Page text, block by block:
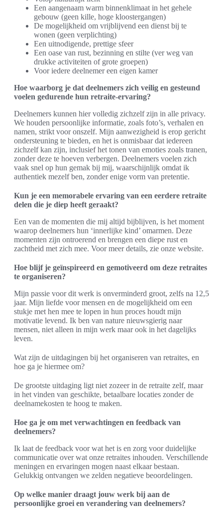
Een aangenaam warm binnenklimaat in het gehele
gebouw (geen kille, hoge kloostergangen)
De mogelijkheid om vrijblijvend een dienst bij te
wonen (geen verplichting)
Een uitnodigende, prettige sfeer
Een oase van rust, bezinning en stilte (ver weg van
drukke activiteiten of grote groepen)
Voor iedere deelnemer een eigen kamer
Hoe waarborg je dat deelnemers zich veilig en gesteund
voelen gedurende hun retraite-ervaring?
Deelnemers kunnen hier volledig zichzelf zijn in alle privacy.
We houden persoonlijke informatie, zoals foto’s, verhalen en
namen, strikt voor onszelf. Mijn aanwezigheid is erop gericht
ondersteuning te bieden, en het is onmisbaar dat iedereen
zichzelf kan zijn, inclusief het tonen van emoties zoals tranen,
zonder deze te hoeven verbergen. Deelnemers voelen zich
vaak snel op hun gemak bij mij, waarschijnlijk omdat ik
authentiek mezelf ben, zonder enige vorm van pretentie.
Kun je een memorabele ervaring van een eerdere retraite
delen die je diep heeft geraakt?
Een van de momenten die mij altijd bijblijven, is het moment
waarop deelnemers hun ‘innerlijke kind’ omarmen. Deze
momenten zijn ontroerend en brengen een diepe rust en
zachtheid met zich mee. Voor meer details, zie onze website.
Hoe blijf je geïnspireerd en gemotiveerd om deze retraites
te organiseren?
Mijn passie voor dit werk is onverminderd groot, zelfs na 12,5
jaar. Mijn liefde voor mensen en de mogelijkheid om een
stukje met hen mee te lopen in hun proces houdt mijn
motivatie levend. Ik ben van nature nieuwsgierig naar
mensen, niet alleen in mijn werk maar ook in het dagelijks
leven.
Wat zijn de uitdagingen bij het organiseren van retraites, en
hoe ga je hiermee om?
De grootste uitdaging ligt niet zozeer in de retraite zelf, maar
in het vinden van geschikte, betaalbare locaties zonder de
deelnamekosten te hoog te maken.
Hoe ga je om met verwachtingen en feedback van
deelnemers?
Ik laat de feedback voor wat het is en zorg voor duidelijke
communicatie over wat onze retraites inhouden. Verschillende
meningen en ervaringen mogen naast elkaar bestaan.
Gelukkig ontvangen we zelden negatieve beoordelingen.
Op welke manier draagt jouw werk bij aan de
persoonlijke groei en verandering van deelnemers?